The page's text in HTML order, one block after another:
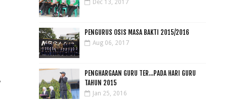
Dec 13, 2017
PENGURUS OSIS MASA BAKTI 2015/2016
Aug 06, 2017
PENGHARGAAN GURU TER...PADA HARI GURU
TAHUN 2015
Jan 25, 2016